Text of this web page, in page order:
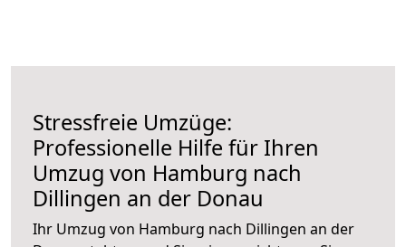
Stressfreie Umzüge:
Professionelle Hilfe für Ihren
Umzug von Hamburg nach
Dillingen an der Donau
Ihr Umzug von Hamburg nach Dillingen an der